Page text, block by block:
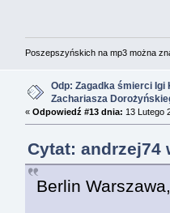
Poszepszyńskich na mp3 można
Odp: Zagadka śmierci
Zachariasza
« Odpowiedź #13 dnia: 13 Lutego
Cytat: andrzej74
Berlin